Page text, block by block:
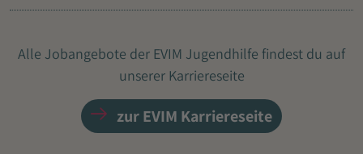
Alle Jobangebote der EVIM Jugendhilfe findest du auf
unserer Karriereseite
zur EVIM Karriereseite